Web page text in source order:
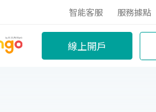
智能客服 服務據點
線上開戶